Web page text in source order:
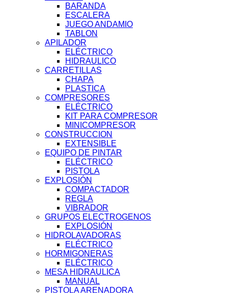
BARANDA
ESCALERA
JUEGO ANDAMIO
TABLON
APILADOR
ELÉCTRICO
HIDRAULICO
CARRETILLAS
CHAPA
PLASTICA
COMPRESORES
ELÉCTRICO
KIT PARA COMPRESOR
MINICOMPRESOR
CONSTRUCCION
EXTENSIBLE
EQUIPO DE PINTAR
ELÉCTRICO
PISTOLA
EXPLOSIÓN
COMPACTADOR
REGLA
VIBRADOR
GRUPOS ELECTROGENOS
EXPLOSIÓN
HIDROLAVADORAS
ELÉCTRICO
HORMIGONERAS
ELÉCTRICO
MESA HIDRAULICA
MANUAL
PISTOLA ARENADORA